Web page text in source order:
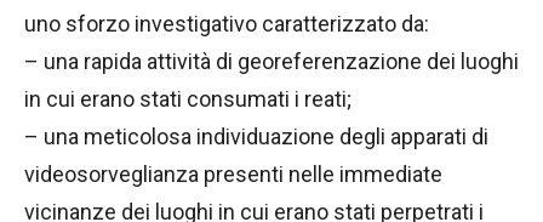
uno sforzo investigativo caratterizzato da:
– una rapida attività di georeferenzazione dei luoghi
in cui erano stati consumati i reati;
– una meticolosa individuazione degli apparati di
videosorveglianza presenti nelle immediate
vicinanze dei luoghi in cui erano stati perpetrati i